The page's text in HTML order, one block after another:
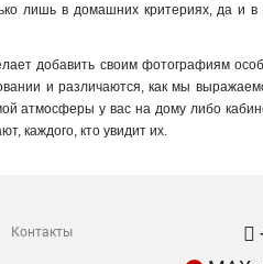
лишь в домашних критериях, да и в
добавить своим фотографиям
и различаются, как мы
атмосферы у вас на дому либо
каждого, кто увидит их.
Контакты